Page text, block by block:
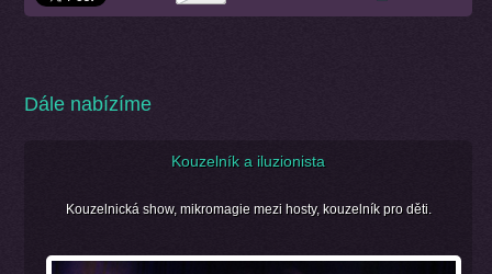
Dále nabízíme
Kouzelník a iluzionista
Kouzelnická show, mikromagie mezi hosty, kouzelník pro děti.